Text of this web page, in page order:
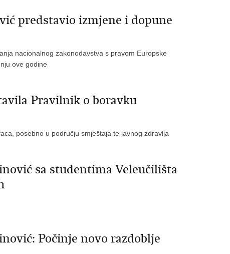
predstavio izmjene i dopune
nacionalnog zakonodavstva s pravom Europske
ove godine
Pravilnik o boravku
posebno u području smještaja te javnog zdravlja
sa studentima Veleučilišta
Počinje novo razdoblje